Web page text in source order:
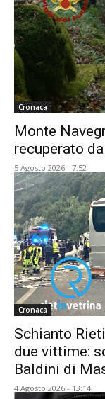
Cronaca
Monte
recuperato
5 Agosto 2026 - 7:52
Cronaca
Schianto
due vittime:
Baldini di
4 Agosto 2026 - 13:14